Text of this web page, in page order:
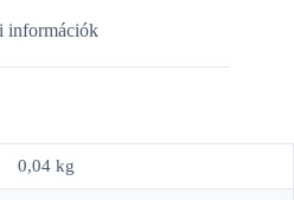
információk
0,04 kg